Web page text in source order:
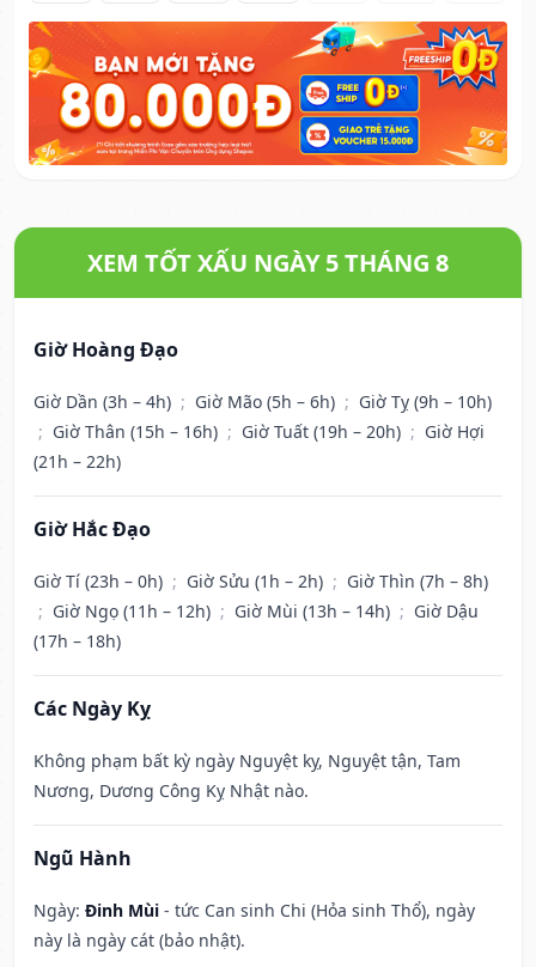
XEM TỐT XẤU NGÀY 5 THÁNG 8
Giờ Hoàng Đạo
Giờ Dần (3h – 4h) ; Giờ Mão (5h – 6h) ; Giờ Tỵ (9h – 10h)
; Giờ Thân (15h – 16h) ; Giờ Tuất (19h – 20h) ; Giờ Hợi
(21h – 22h)
Giờ Hắc Đạo
Giờ Tí (23h – 0h) ; Giờ Sửu (1h – 2h) ; Giờ Thìn (7h – 8h)
; Giờ Ngọ (11h – 12h) ; Giờ Mùi (13h – 14h) ; Giờ Dậu
(17h – 18h)
Các Ngày Kỵ
Không phạm bất kỳ ngày Nguyệt kỵ, Nguyệt tận, Tam
Nương, Dương Công Kỵ Nhật nào.
Ngũ Hành
Ngày: Đinh Mùi - tức Can sinh Chi (Hỏa sinh Thổ), ngày
này là ngày cát (bảo nhật).